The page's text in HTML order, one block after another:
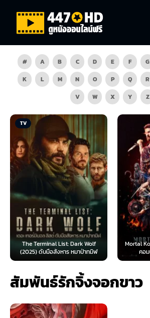
# A B C D E F G
K
L M N O P Q R
V
W X Y Z
TV
The Terminal List: Dark Wolf
(2025) ดับมือสังหาร หมาป่าทมิฬ
Mortal
คอ
สัมพันธ์รักจิ้งจอกขาว